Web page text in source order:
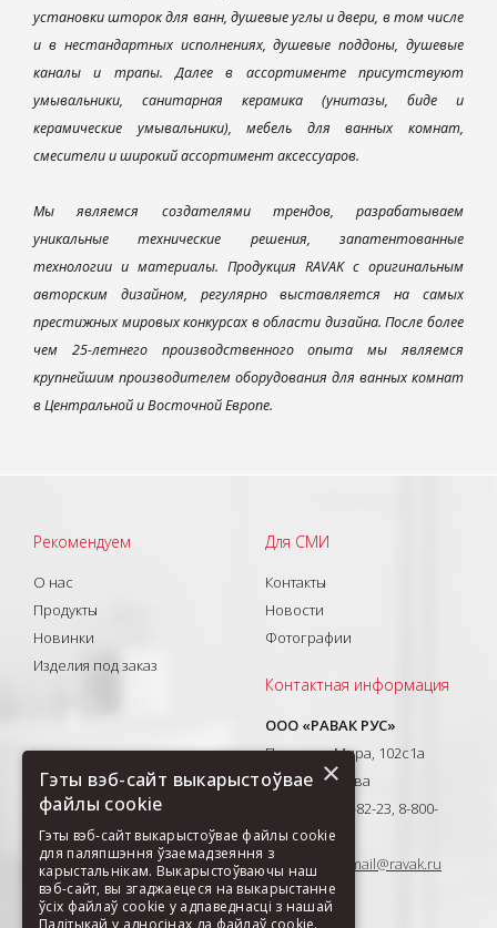
установки шторок для ванн, душевые углы и двери, в том числе
и в нестандартных исполнениях, душевые поддоны, душевые
каналы и трапы. Далее в ассортименте присутствуют
умывальники, санитарная керамика (унитазы, биде и
керамические умывальники), мебель для ванных комнат,
смесители и широкий ассортимент аксессуаров.
Мы являемся создателями трендов, разрабатываем
уникальные технические решения, запатентованные
технологии и материалы. Продукция RAVAK с оригинальным
авторским дизайном, регулярно выставляется на самых
престижных мировых конкурсах в области дизайна. После более
чем 25-летнего производственного опыта мы являемся
крупнейшим производителем оборудования для ванных комнат
в Центральной и Восточной Европе.
Рекомендуем
О нас
Продукты
Новинки
Изделия под заказ
Для СМИ
Контакты
Новости
Фотографии
Контактная информация
ООО «РАВАК РУС»
Проспект Мира, 102с1а
129626, Москва
T: +7(495) 710-82-23, 8-800-
333-41-51
E-mail:ravak-mail@ravak.ru
×
Гэты вэб-сайт выкарыстоўвае
файлы cookie
Гэты вэб-сайт выкарыстоўвае файлы cookie
для паляпшэння ўзаемадзеяння з
карыстальнікам. Выкарыстоўваючы наш
вэб-сайт, вы згаджаецеся на выкарыстанне
ўсіх файлаў cookie у адпаведнасці з нашай
Палітыкай у адносінах да файлаў cookie.